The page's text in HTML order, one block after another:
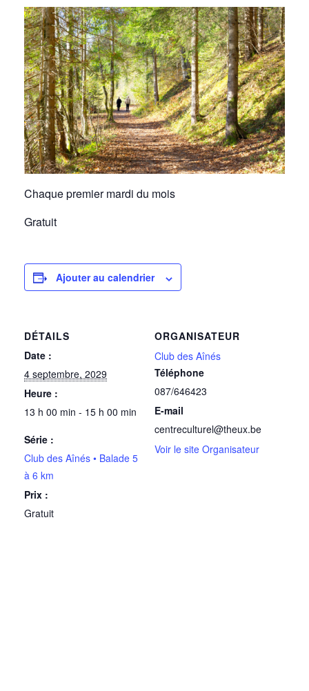
Chaque premier mardi du mois
Gratuit
Ajouter au calendrier
DÉTAILS
Date :
4 septembre, 2029
Heure :
13 h 00 min - 15 h 00 min
Série :
Club des Aînés • Balade 5
à 6 km
Prix :
Gratuit
ORGANISATEUR
Club des Aînés
Téléphone
087/646423
E-mail
centreculturel@theux.be
Voir le site Organisateur